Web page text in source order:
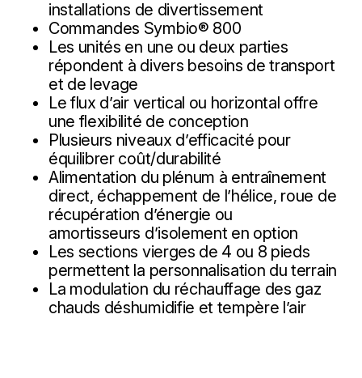
installations de divertissement
Commandes Symbio® 800
Les unités en une ou deux parties
répondent à divers besoins de transport
et de levage
Le flux d’air vertical ou horizontal offre
une flexibilité de conception
Plusieurs niveaux d’efficacité pour
équilibrer coût/durabilité
Alimentation du plénum à entraînement
direct, échappement de l’hélice, roue de
récupération d’énergie ou
amortisseurs d’isolement en option
Les sections vierges de 4 ou 8 pieds
permettent la personnalisation du terrain
La modulation du réchauffage des gaz
chauds déshumidifie et tempère l’air